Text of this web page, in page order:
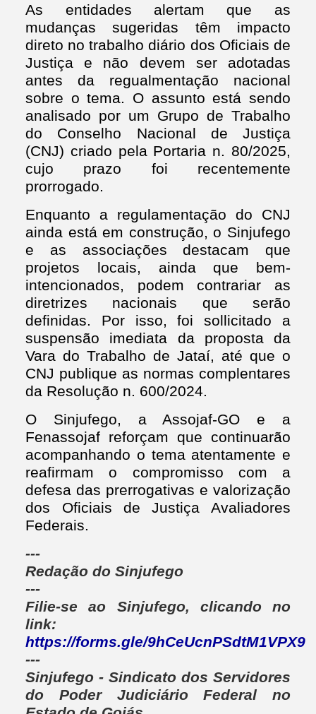
As entidades alertam que as
mudanças sugeridas têm impacto
direto no trabalho diário dos Oficiais de
Justiça e não devem ser adotadas
antes da regualmentação nacional
sobre o tema. O assunto está sendo
analisado por um Grupo de Trabalho
do Conselho Nacional de Justiça
(CNJ) criado pela Portaria n. 80/2025,
cujo prazo foi recentemente
prorrogado.
Enquanto a regulamentação do CNJ
ainda está em construção, o Sinjufego
e as associações destacam que
projetos locais, ainda que bem-
intencionados, podem contrariar as
diretrizes nacionais que serão
definidas. Por isso, foi sollicitado a
suspensão imediata da proposta da
Vara do Trabalho de Jataí, até que o
CNJ publique as normas complentares
da Resolução n. 600/2024.
O Sinjufego, a Assojaf-GO e a
Fenassojaf reforçam que continuarão
acompanhando o tema atentamente e
reafirmam o compromisso com a
defesa das prerrogativas e valorização
dos Oficiais de Justiça Avaliadores
Federais.
---
Redação do Sinjufego
---
Filie-se ao Sinjufego, clicando no
link:
https://forms.gle/9hCeUcnPSdtM1VPX9
---
Sinjufego - Sindicato dos Servidores
do Poder Judiciário Federal no